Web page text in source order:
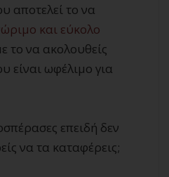
αποτελεί το να
και εύκολο
το να ακολουθείς
είναι ωφέλιμο για
επειδή δεν
να τα καταφέρεις;